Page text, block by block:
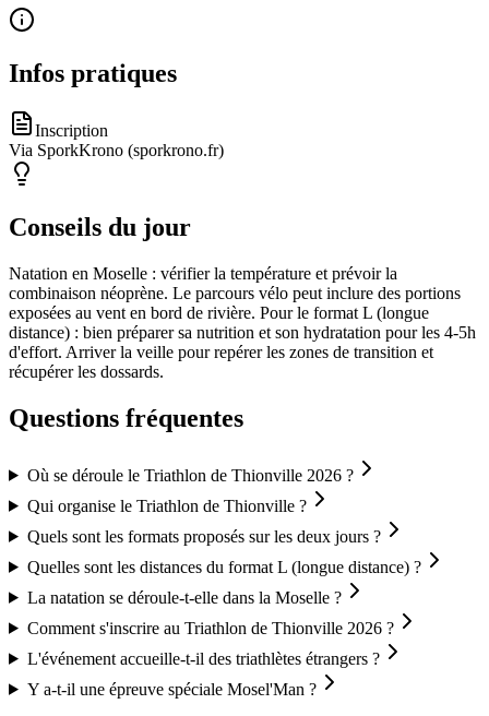
Infos pratiques
Inscription
Via SporkKrono (sporkrono.fr)
Conseils du jour
Natation en Moselle : vérifier la température et prévoir la
combinaison néoprène. Le parcours vélo peut inclure des portions
exposées au vent en bord de rivière. Pour le format L (longue
distance) : bien préparer sa nutrition et son hydratation pour les 4-5h
d'effort. Arriver la veille pour repérer les zones de transition et
récupérer les dossards.
Questions fréquentes
Où se déroule le Triathlon de Thionville 2026 ?
Qui organise le Triathlon de Thionville ?
Quels sont les formats proposés sur les deux jours ?
Quelles sont les distances du format L (longue distance) ?
La natation se déroule-t-elle dans la Moselle ?
Comment s'inscrire au Triathlon de Thionville 2026 ?
L'événement accueille-t-il des triathlètes étrangers ?
Y a-t-il une épreuve spéciale Mosel'Man ?